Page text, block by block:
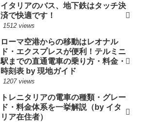
イタリアのバス、地下鉄はタッチ決
済で快適です！
1512 views
ローマ空港からの移動はレオナル
ド・エクスプレスが便利！テルミニ
駅までの直通電車の乗り方・料金・
時刻表 by 現地ガイド
1207 views
トレニタリアの電車の種類・グレー
ド・料金体系を一挙解説（by イタ
リア在住者）